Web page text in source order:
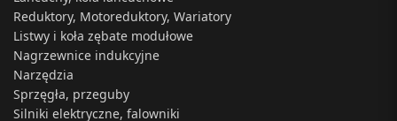
Reduktory, Motoreduktory, Wariatory
Listwy i koła zębate modułowe
Nagrzewnice indukcyjne
Narzędzia
Sprzęgła, przeguby
Silniki elektryczne, falowniki